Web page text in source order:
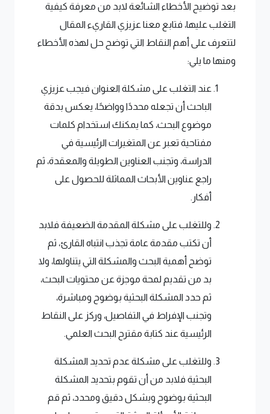
بعد توضيح الأخطاء الشائعة لابد من معرفة كيفية
التغلب عليها، فتابع معنا عزيزي القاريء المقال
لتتعرف على أهم النقاط التي توضح حل لهذه الأخطاء
ومنها ما يلي:
عند التغلب على مشكلة العنوان فيجب عزيزي
الباحث أن تجعله محددًا وواضحًا، يعكس بدقة
موضوع البحث، كما يمكنك استخدام كلمات
مفتاحية تعبر عن المتغيرات الرئيسية في
الدراسة، وتجنب العناوين الطويلة والمعقدة، ثم
راجع عناوين الأبحاث المماثلة للحصول على
أفكار.
وللتغلب على مشكلة المقدمة الضعيفة فلابد
أن تكتب مقدمة عامة تجذب انتباه القارئ، ثم
توضح أهمية البحث والمشكلة التي يتناولها، ولا
بد من تقديم لمحة موجزة عن محتويات البحث،
ثم حدد المشكلة البحثية بوضوح ومباشرة،
وتجنب الإفراط في التفاصيل، وركز على النقاط
الرئيسية عند كتابة مقترح البحث العلمي.
وللتغلب على مشكلة عدم تحديد المشكلة
البحثية فلابد من أن تقوم بتحديد المشكلة
البحثية بوضوح وبشكل دقيق ومحدد، ثم قم